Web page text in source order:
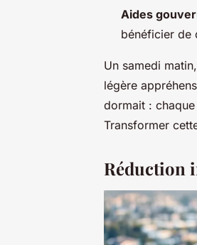
Aides
bénéficier de
Un samedi
légère
dormait :
Transformer
Réduction